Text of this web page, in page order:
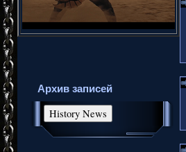
Архив записей